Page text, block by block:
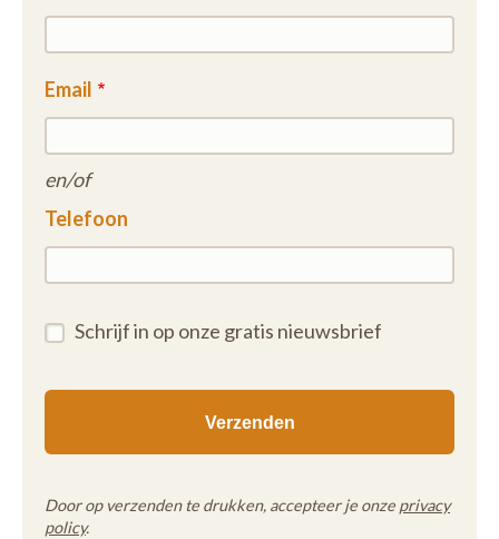
Email
en/of
Telefoon
Schrijf in op onze gratis nieuwsbrief
Door op verzenden te drukken, accepteer je onze privacy
policy.